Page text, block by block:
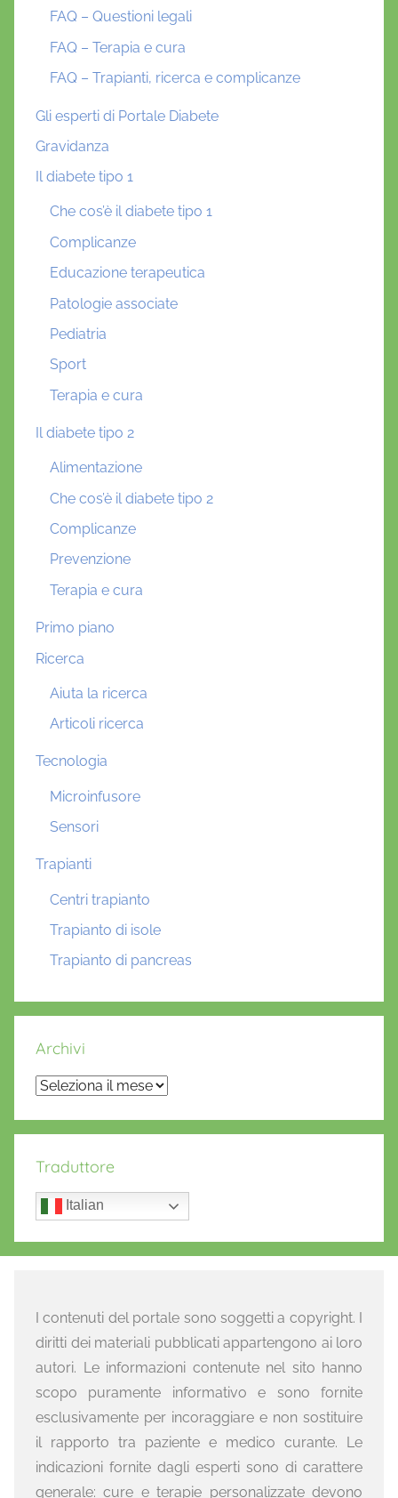
FAQ – Questioni legali
FAQ – Terapia e cura
FAQ – Trapianti, ricerca e complicanze
Gli esperti di Portale Diabete
Gravidanza
Il diabete tipo 1
Che cos’è il diabete tipo 1
Complicanze
Educazione terapeutica
Patologie associate
Pediatria
Sport
Terapia e cura
Il diabete tipo 2
Alimentazione
Che cos’è il diabete tipo 2
Complicanze
Prevenzione
Terapia e cura
Primo piano
Ricerca
Aiuta la ricerca
Articoli ricerca
Tecnologia
Microinfusore
Sensori
Trapianti
Centri trapianto
Trapianto di isole
Trapianto di pancreas
Archivi
Archivi
Traduttore
Italian
I contenuti del portale sono soggetti a copyright. I
diritti dei materiali pubblicati appartengono ai loro
autori. Le informazioni contenute nel sito hanno
scopo puramente informativo e sono fornite
esclusivamente per incoraggiare e non sostituire
il rapporto tra paziente e medico curante. Le
indicazioni fornite dagli esperti sono di carattere
generale: cure e terapie personalizzate devono